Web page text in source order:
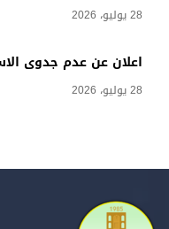
28 يوليو، 2026
اعلان عن عدم جدوى
28 يوليو، 2026